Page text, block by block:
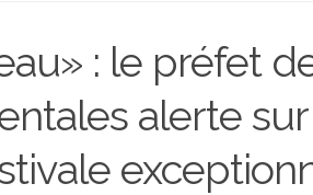
: le préfet
alerte